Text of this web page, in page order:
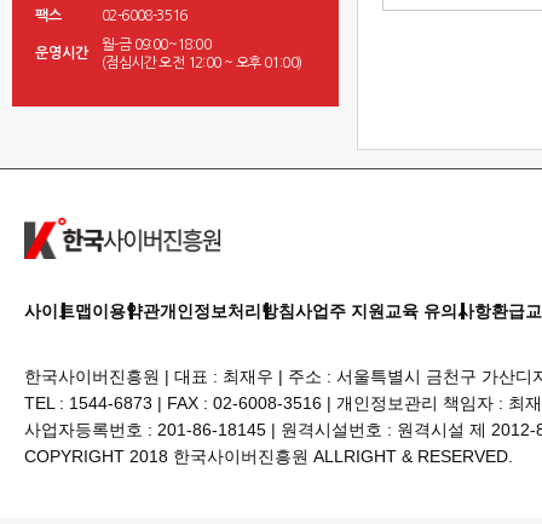
팩스 02-6008-3516
운영시간
월-금 09:00~18:00
(점심시간 오전 12:00 ~ 오후 01:00)
산업안전보건
사이트맵 이용약관개인정보처리방침사업주 지원교육 유의사항환급
한국사이버진흥원 | 대표 : 최재우 | 주소 : 서울특별시 금천구 가산
TEL : 1544-6873 | FAX : 02-6008-3516 | 개인정보관리 책임자 : 최
사업자등록번호 : 201-86-18145 | 원격시설번호 : 원격시설 제
COPYRIGHT 2018 한국사이버진흥원 ALLRIGHT & RESERVED.